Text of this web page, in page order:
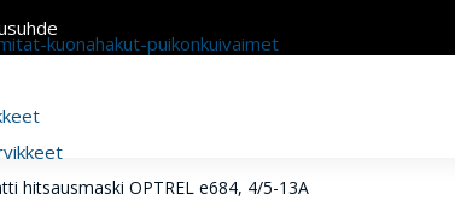
kuonahakut-puikonkuivaimet
hitsausmaski OPTREL e684, 4/5-13A